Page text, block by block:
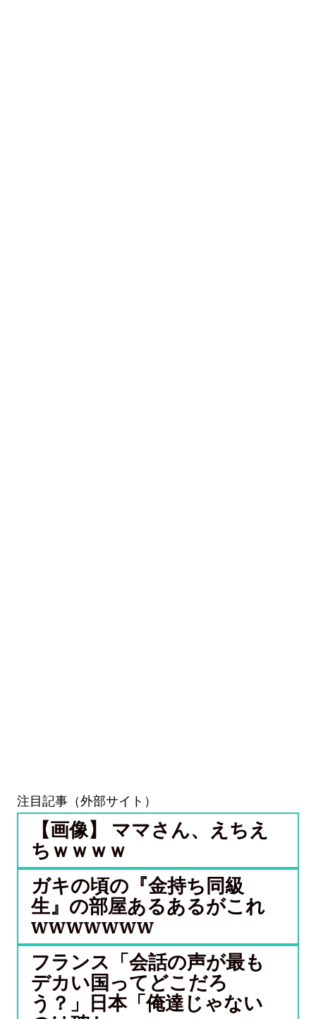
注目記事（外部サイト）
【画像】 ママさん、えちえ
ちｗｗｗｗ
ガキの頃の『金持ち同級
生』の部屋あるあるがこれ
wwwwwww
フランス「会話の声が最も
デカい国ってどこだろ
う？」日本「俺達じゃない